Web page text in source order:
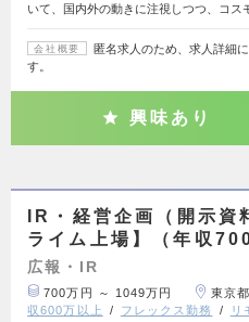
いて、国内外の動きに注視しつつ、コス
会社概要
匿名求人のため、求人詳細
す。
興味あり
IR・経営企画（開示
ライム上場】（年収
広報・IR
700万円 ～ 1049万円 東京都
収600万以上
フレックス勤務 リ